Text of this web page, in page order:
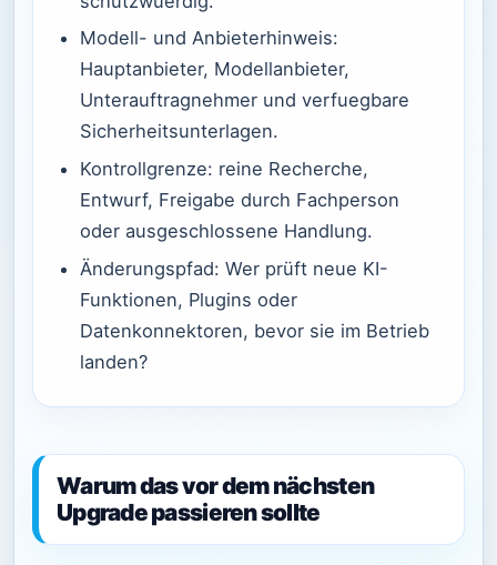
Modell- und Anbieterhinweis:
Hauptanbieter, Modellanbieter,
Unterauftragnehmer und verfuegbare
Sicherheitsunterlagen.
Kontrollgrenze: reine Recherche,
Entwurf, Freigabe durch Fachperson
oder ausgeschlossene Handlung.
Änderungspfad: Wer prüft neue KI-
Funktionen, Plugins oder
Datenkonnektoren, bevor sie im Betrieb
landen?
Warum das vor dem nächsten
Upgrade passieren sollte